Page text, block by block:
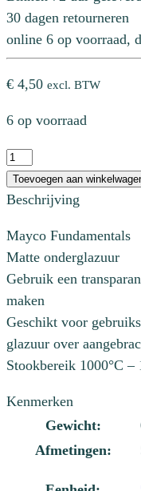
30 dagen retourneren
online 6 op voorraad,
€ 4,50 excl. BTW
6 op voorraad
UG
097
Bright
aantal
Toevoegen aan
Beschrijving
Mayco Fundamentals
Matte onderglazuur
Gebruik een
maken
Geschikt voor
glazuur over
Stookbereik 1000°C –
Kenmerken
Gewicht:
Afmetingen: